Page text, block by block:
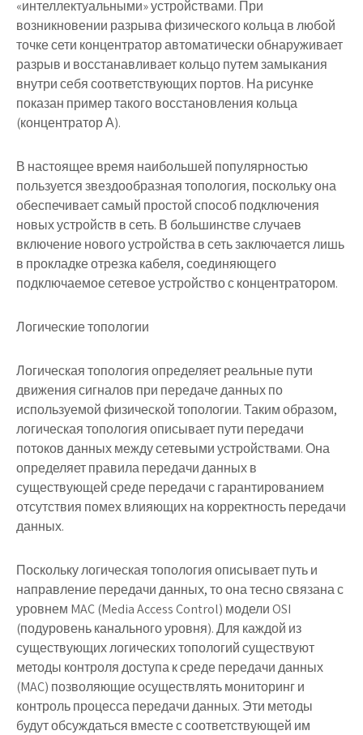
«интеллектуальными» устройствами. При
возникновении разрыва физического кольца в любой
точке сети концентратор автоматически обнаруживает
разрыв и восстанавливает кольцо путем замыкания
внутри себя соответствующих портов. На рисунке
показан пример такого восстановления кольца
(концентратор А).
В настоящее время наибольшей популярностью
пользуется звездообразная топология, поскольку она
обеспечивает самый простой способ подключения
новых устройств в сеть. В большинстве случаев
включение нового устройства в сеть заключается лишь
в прокладке отрезка кабеля, соединяющего
подключаемое сетевое устройство с концентратором.
Логические топологии
Логическая топология определяет реальные пути
движения сигналов при передаче данных по
используемой физической топологии. Таким образом,
логическая топология описывает пути передачи
потоков данных между сетевыми устройствами. Она
определяет правила передачи данных в
существующей среде передачи с гарантированием
отсутствия помех влияющих на корректность передачи
данных.
Поскольку логическая топология описывает путь и
направление передачи данных, то она тесно связана с
уровнем MAC (Media Access Control) модели OSI
(подуровень канального уровня). Для каждой из
существующих логических топологий существуют
методы контроля доступа к среде передачи данных
(MAC) позволяющие осуществлять мониторинг и
контроль процесса передачи данных. Эти методы
будут обсуждаться вместе с соответствующей им